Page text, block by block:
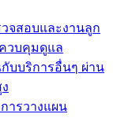
จสอบและงานลูก
วบคุมดูแล
บบริการอื่นๆ ผ่าน
ารวางแผน